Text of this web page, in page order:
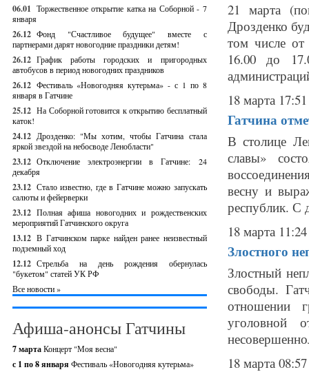
06.01 Торжественное открытие катка на Соборной - 7
января
26.12 Фонд "Счастливое будущее" вместе с
партнерами дарят новогодние праздники детям!
26.12 График работы городских и пригородных
автобусов в период новогодних праздников
26.12 Фестиваль «Новогодняя кутерьма» - с 1 по 8
января в Гатчине
25.12 На Соборной готовится к открытию бесплатный
каток!
24.12 Дрозденко: "Мы хотим, чтобы Гатчина стала
яркой звездой на небосводе Ленобласти"
23.12 Отключение электроэнергии в Гатчине: 24
декабря
23.12 Стало известно, где в Гатчине можно запускать
салюты и фейерверки
23.12 Полная афиша новогодних и рождественских
мероприятий Гатчинского округа
13.12 В Гатчинском парке найден ранее неизвестный
подземный ход
12.12 Стрельба на день рождения обернулась
"букетом" статей УК РФ
Все новости »
Афиша-анонсы Гатчины
7 мартаКонцерт "Моя весна"
с 1 по 8 января Фестиваль «Новогодняя кутерьма»
21 марта
Дрозденко
том числе
16.00 до
18 марта 17:51
Гатчина
В столице
славы»
весну и
республик. С
18 марта 11:24
Злостного
Злостный
свободы.
отношении
уголовной
18 марта 08:57